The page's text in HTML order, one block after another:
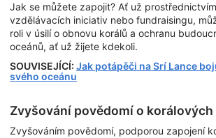
Jak se můžete zapojit? Ať už
vzdělávacích iniciativ nebo fundraisingu,
roli v úsilí o obnovu korálů a ochranu
oceánů, ať už žijete kdekoli.
SOUVISEJÍCÍ: Jak potápěči na Srí Lance
svého oceánu
Zvyšování povědomí o
Zvyšováním povědomí, podporou zapojení